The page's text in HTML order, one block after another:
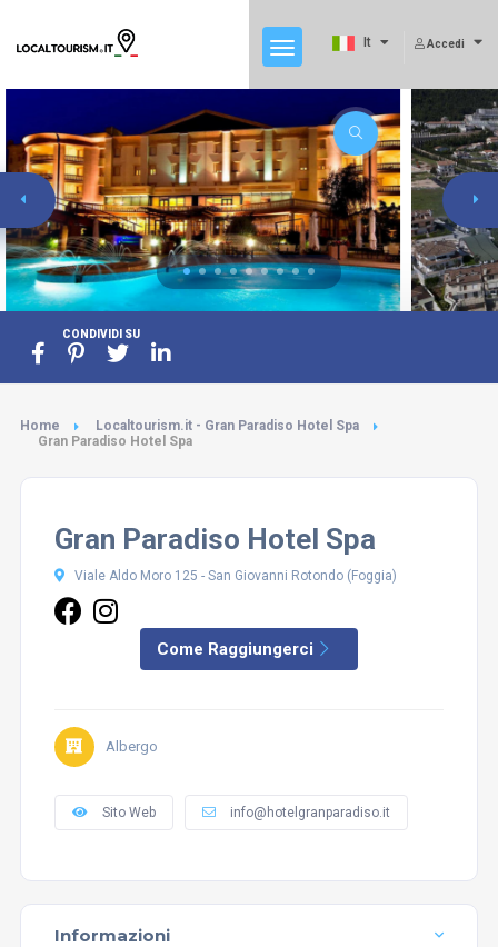
Accedi
It
CONDIVIDI SU
Home
Localtourism.it - Gran Paradiso Hotel Spa
Gran Paradiso Hotel Spa
Gran Paradiso Hotel Spa
Viale Aldo Moro 125 - San Giovanni Rotondo (Foggia)
Come Raggiungerci
Albergo
Sito Web info@hotelgranparadiso.it
Informazioni